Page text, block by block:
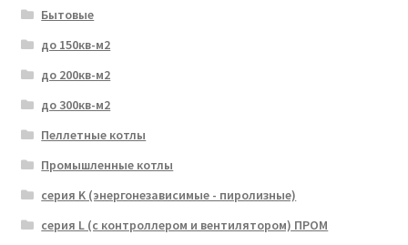
Бытовые
до 150кв-м2
до 200кв-м2
до 300кв-м2
Пеллетные котлы
Промышленные котлы
серия K (энергонезависимые - пиролизные)
серия L (с контроллером и вентилятором) ПРОМ